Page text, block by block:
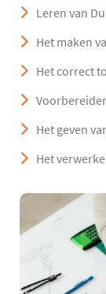
Leren van
Het maken
Het correct
Het geven
Het